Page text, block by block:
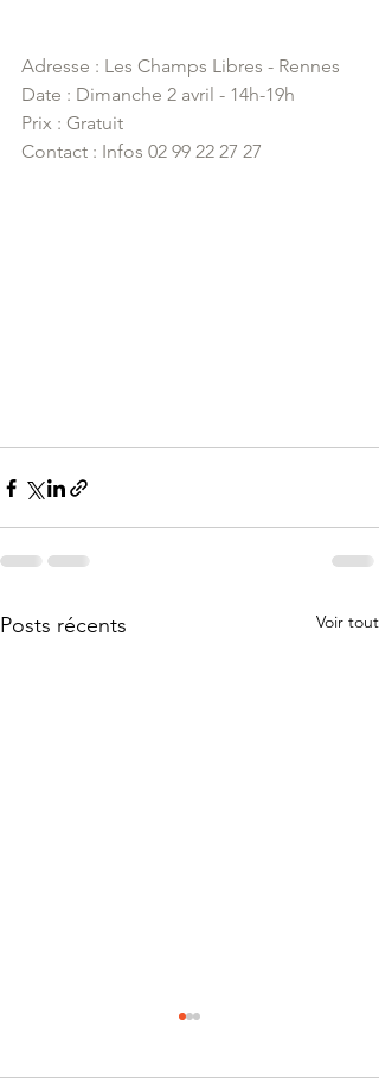
Adresse : Les Champs Libres - Rennes
Date : Dimanche 2 avril - 14h-19h
Prix : Gratuit
Contact : Infos 02 99 22 27 27
Posts récents Voir tout